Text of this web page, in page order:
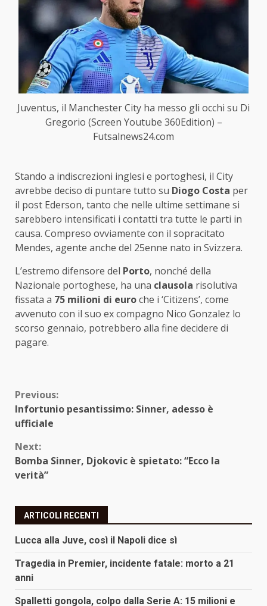
Juventus, il Manchester City ha messo gli occhi su Di
Gregorio (Screen Youtube 360Edition) –
Futsalnews24.com
Stando a indiscrezioni inglesi e portoghesi, il City
avrebbe deciso di puntare tutto su Diogo Costa per
il post Ederson, tanto che nelle ultime settimane si
sarebbero intensificati i contatti tra tutte le parti in
causa. Compreso ovviamente con il sopracitato
Mendes, agente anche del 25enne nato in Svizzera.
L’estremo difensore del Porto, nonché della
Nazionale portoghese, ha una clausola risolutiva
fissata a 75 milioni di euroche i ‘Citizens’, come
avvenuto con il suo ex compagno Nico Gonzalez lo
scorso gennaio, potrebbero alla fine decidere di
pagare.
Continue
Reading
Previous:
Infortunio pesantissimo: Sinner, adesso è
ufficiale
Next:
Bomba Sinner, Djokovic è spietato: “Ecco la
verità”
ARTICOLI RECENTI
Lucca alla Juve, così il Napoli dice sì
Tragedia in Premier, incidente fatale: morto a 21
anni
Spalletti gongola, colpo dalla Serie A: 15 milioni e